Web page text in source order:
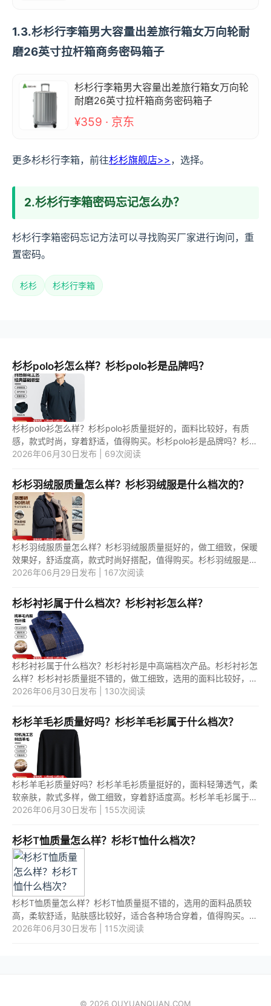
1.3.杉杉行李箱男大容量出差旅行箱女万向轮耐
磨26英寸拉杆箱商务密码箱子
杉杉行李箱男大容量出差旅行箱女万向轮
耐磨26英寸拉杆箱商务密码箱子
¥359 · 京东
更多杉杉行李箱，前往杉杉旗舰店>> ，选择。
2.杉杉行李箱密码忘记怎么办？
杉杉行李箱密码忘记方法可以寻找购买厂家进行询问，重
置密码。
杉杉 杉杉行李箱
杉杉polo衫怎么样？杉杉polo衫是品牌吗？
杉杉polo衫怎么样？杉杉polo衫质量挺好的，面料比较好，有质
感，款式时尚，穿着舒适，值得购买。杉杉polo衫是品牌吗？杉杉
polo衫是中国知名的男装品牌。 1.杉杉polo衫怎么样？ 杉杉polo
2026年06月30日发布 | 69次阅读
杉杉羽绒服质量怎么样？杉杉羽绒服是什么档次的？
杉杉羽绒服质量怎么样？杉杉羽绒服质量挺好的，做工细致，保暖
效果好，舒适度高，款式时尚好搭配，值得购买。杉杉羽绒服是什
么档次的？杉杉羽绒服是中高端档次产品。 1.杉杉羽绒服质量怎么
2026年06月29日发布 | 167次阅读
杉杉衬衫属于什么档次？杉杉衬衫怎么样？
杉杉衬衫属于什么档次？杉杉衬衫是中高端档次产品。杉杉衬衫怎
么样？杉杉衬衫质量挺不错的，做工细致，选用的面料比较好，透
气性好，比较实穿。 1.杉杉衬衫属于什么档次？ 杉杉是中国知名
2026年06月30日发布 | 130次阅读
杉杉羊毛衫质量好吗？杉杉羊毛衫属于什么档次？
杉杉羊毛衫质量好吗？杉杉羊毛衫质量挺好的，面料轻薄透气，柔
软亲肤，款式多样，做工细致，穿着舒适度高。杉杉羊毛衫属于什
么档次？杉杉羊毛衫是中高端档次产品。 1.杉杉羊毛衫质量好吗？
2026年06月30日发布 | 155次阅读
杉杉T恤质量怎么样？杉杉T恤什么档次？
杉杉T恤质量怎么样？杉杉T恤质量挺不错的，选用的面料品质较
高，柔软舒适，贴肤感比较好，适合各种场合穿着，值得购买。杉
杉T恤什么档次？杉杉T恤是中高端档次产品。 1.杉杉T恤质量怎么
2026年06月30日发布 | 115次阅读
© 2026 OUYUANQUAN.COM